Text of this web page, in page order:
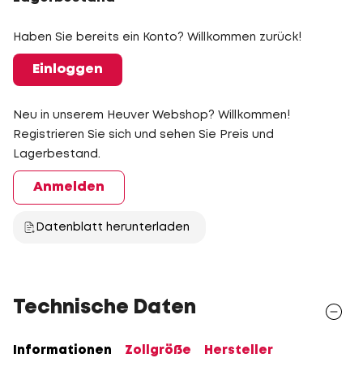
Haben Sie bereits ein Konto? Willkommen zurück!
Einloggen
Neu in unserem Heuver Webshop? Willkommen!
Registrieren Sie sich und sehen Sie Preis und
Lagerbestand.
Anmelden
Datenblatt herunterladen
Technische Daten
Informationen Zollgröße Hersteller